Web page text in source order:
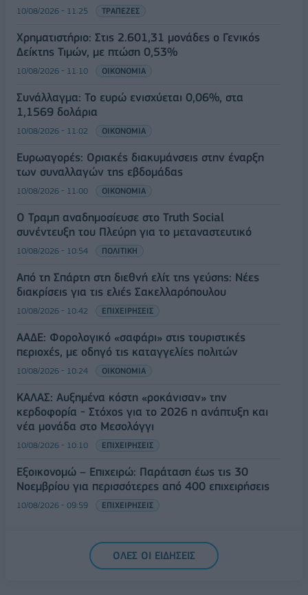
10/08/2026 - 11:25 ΤΡΑΠΕΖΕΣ
Χρηματιστήριο: Στις 2.601,31 μονάδες ο Γενικός
Δείκτης Τιμών, με πτώση 0,53%
10/08/2026 - 11:10 ΟΙΚΟΝΟΜΙΑ
Συνάλλαγμα: Το ευρώ ενισχύεται 0,06%, στα
1,1569 δολάρια
10/08/2026 - 11:02 ΟΙΚΟΝΟΜΙΑ
Ευρωαγορές: Οριακές διακυμάνσεις στην έναρξη
των συναλλαγών της εβδομάδας
10/08/2026 - 11:00 ΟΙΚΟΝΟΜΙΑ
Ο Τραμπ αναδημοσίευσε στο Truth Social
συνέντευξη του Πλεύρη για το μεταναστευτικό
10/08/2026 - 10:54 ΠΟΛΙΤΙΚΗ
Από τη Σπάρτη στη διεθνή ελίτ της γεύσης: Νέες
διακρίσεις για τις ελιές Σακελλαρόπουλου
10/08/2026 - 10:42 ΕΠΙΧΕΙΡΗΣΕΙΣ
ΑΑΔΕ: Φορολογικό «σαφάρι» στις τουριστικές
περιοχές, με οδηγό τις καταγγελίες πολιτών
10/08/2026 - 10:24 ΟΙΚΟΝΟΜΙΑ
ΚΑΛΑΣ: Αυξημένα κόστη «ροκάνισαν» την
κερδοφορία - Στόχος για το 2026 η ανάπτυξη και
νέα μονάδα στο Μεσολόγγι
10/08/2026 - 10:10 ΕΠΙΧΕΙΡΗΣΕΙΣ
Εξοικονομώ – Επιχειρώ: Παράταση έως τις 30
Νοεμβρίου για περισσότερες από 400 επιχειρήσεις
10/08/2026 - 09:59 ΕΠΙΧΕΙΡΗΣΕΙΣ
ΟΛΕΣ ΟΙ ΕΙΔΗΣΕΙΣ